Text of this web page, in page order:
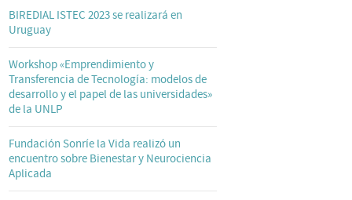
BIREDIAL ISTEC 2023 se realizará en
Uruguay
Workshop «Emprendimiento y
Transferencia de Tecnología: modelos de
desarrollo y el papel de las universidades»
de la UNLP
Fundación Sonríe la Vida realizó un
encuentro sobre Bienestar y Neurociencia
Aplicada